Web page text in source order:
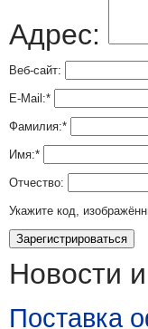
Адрес:
Веб-сайт:
E-Mail:*
Фамилия:*
Имя:*
Отчество:
Укажите код,
Новости
Поставка